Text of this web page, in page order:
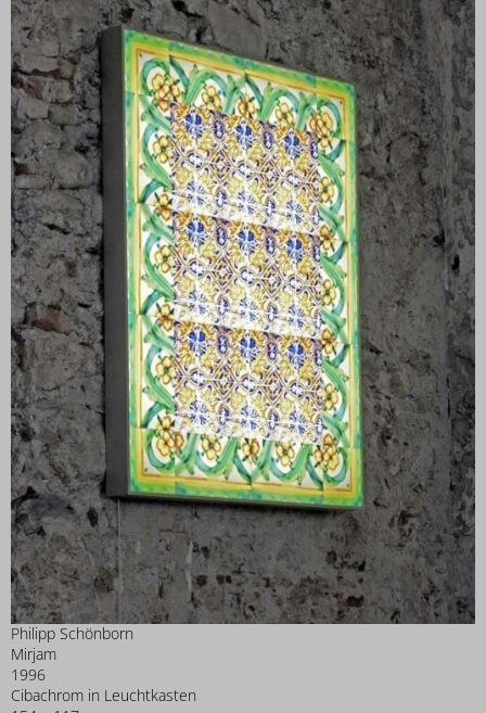
Philipp Schönborn
Mirjam
1996
Cibachrom in Leuchtkasten